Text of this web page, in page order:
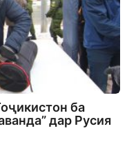
ба
дар Русия